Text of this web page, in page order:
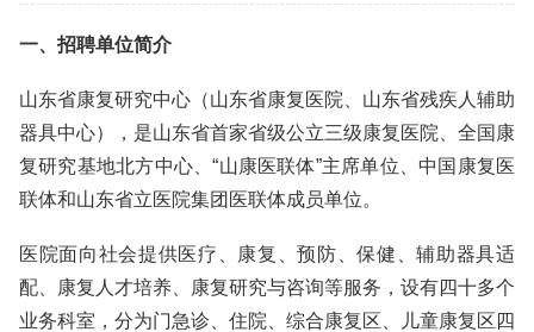
一、招聘单位简介
山东省康复研究中心（山东省康复医院、山东省残疾人辅助
器具中心），是山东省首家省级公立三级康复医院、全国康
复研究基地北方中心、“山康医联体”主席单位、中国康复医
联体和山东省立医院集团医联体成员单位。
医院面向社会提供医疗、康复、预防、保健、辅助器具适
配、康复人才培养、康复研究与咨询等服务，设有四十多个
业务科室，分为门急诊、住院、综合康复区、儿童康复区四